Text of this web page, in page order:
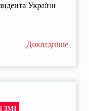
України
Докладніше
ЗМІ